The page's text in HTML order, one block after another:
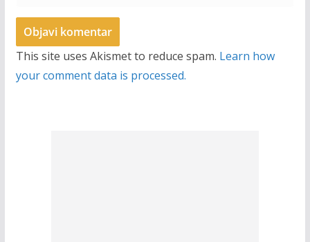
This site uses Akismet to reduce spam. Learn how
your comment data is processed.